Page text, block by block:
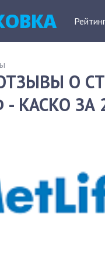
Рейтинг
О
КАСКО ЗА